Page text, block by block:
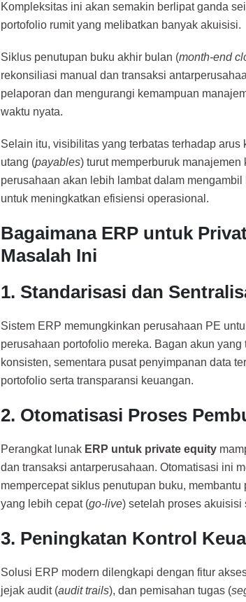
Kompleksitas ini akan semakin berlipat ganda
portofolio rumit yang melibatkan banyak akuisisi.
Siklus penutupan buku akhir bulan (month-end
rekonsiliasi manual dan transaksi
pelaporan dan mengurangi kemampuan
waktu nyata.
Selain itu, visibilitas yang terbatas terhadap arus
utang (payables) turut memperburuk
perusahaan akan lebih lambat dalam
untuk meningkatkan efisiensi operasional.
Bagaimana ERP untuk
Masalah Ini
1. Standarisasi dan
Sistem ERP memungkinkan perusahaan PE
perusahaan portofolio mereka. Bagan akun
konsisten, sementara pusat penyimpanan data
portofolio serta transparansi keuangan.
2. Otomatisasi Proses
Perangkat lunak ERP untuk private equity
dan transaksi antarperusahaan. Otomatisasi ini
mempercepat siklus penutupan buku,
yang lebih cepat (go-live) setelah proses akuisisi
3. Peningkatan Kontrol
Solusi ERP modern dilengkapi dengan fitur
jejak audit (audit trails), dan pemisahan tugas (